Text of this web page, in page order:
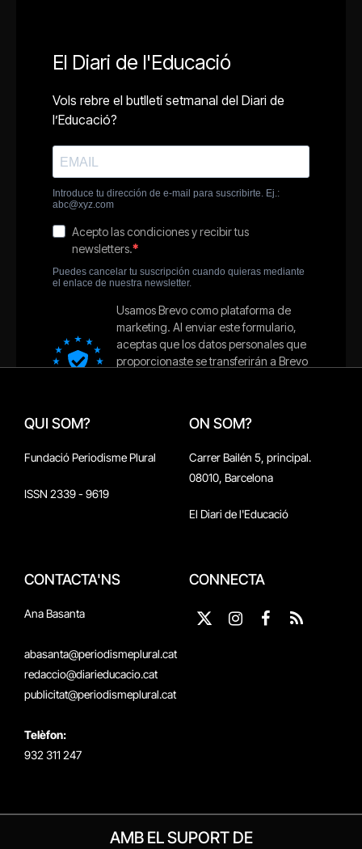
QUI SOM?
Fundació Periodisme Plural
ISSN 2339 - 9619
ON SOM?
Carrer Bailén 5, principal.
08010, Barcelona
El Diari de l'Educació
CONTACTA'NS
Ana Basanta
abasanta@periodismeplural.cat
redaccio@diarieducacio.cat
publicitat@periodismeplural.cat
Telèfon:
932 311 247
CONNECTA
X
Instagram
Facebook
RSS
AMB EL SUPORT DE